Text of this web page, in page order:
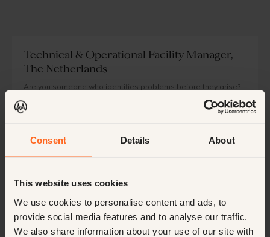
Consent Details About
This website uses cookies
We use cookies to personalise content and ads, to
provide social media features and to analyse our traffic.
We also share information about your use of our site with
Technical & Operational Facility Manager,
The Netherlands
Are you someone who identifies problems before they arise?
Someone who seamlessly connects technical management,
real estate and service delivery? And do you enjoy working in
Open positie Management
Permanent